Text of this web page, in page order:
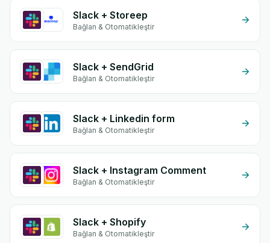
Slack + Storeep
Bağlan & Otomatikleştir
Slack + SendGrid
Bağlan & Otomatikleştir
Slack + Linkedin form
Bağlan & Otomatikleştir
Slack + Instagram Comment
Bağlan & Otomatikleştir
Slack + Shopify
Bağlan & Otomatikleştir